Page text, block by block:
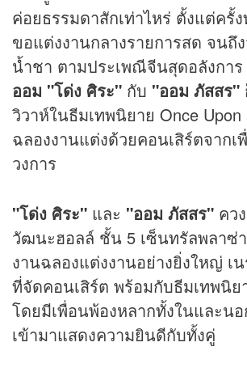
ค่อยธรรมดาสักเท่าไหร่ ตั้งแต่ครั้
ขอแต่งงานกลางรายการสด จนถึ
น้ำชา ตามประเพณีจีนสุดอลังกา
ออม "โด่ง ศิระ" กับ "ออม ภัสสร"
วิวาห์ในธีมเทพนิยาย Once
ฉลองงานแต่งด้วยคอนเสิร์ตจากเ
วงการ
"โด่ง ศิระ" และ "ออม ภัสสร" คว
วัฒนะฮอลล์ ชั้น 5 เซ็นทรัลพลาซ่
งานฉลองแต่งงานอย่างยิ่งใหญ่ เ
ที่จัดคอนเสิร์ต พร้อมกับธีมเทพนิย
โดยมีเพื่อนพ้องหลากทั้งในและนอ
เข้ามาแสดงความยินดีกับทั้งคู่